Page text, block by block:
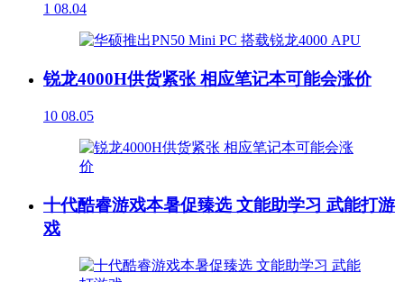
1 08.04
锐龙4000H供货紧张 相应笔记本可能会涨价
10 08.05
十代酷睿游戏本暑促臻选 文能助学习 武能打游
戏